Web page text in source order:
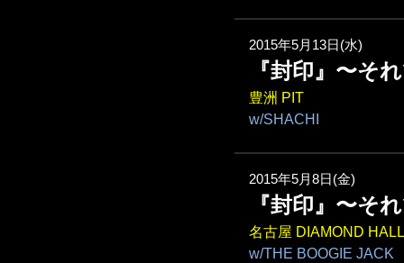
2015年5月13日(水)
『封印』〜そ
豊洲 PIT
w/SHACHI
2015年5月8日(金)
『封印』〜そ
名古屋 DIAMOND HALL
w/THE BOOGIE JACK